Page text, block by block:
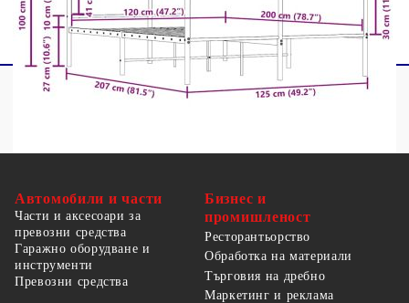
Автомобили и части
Части и аксесоари за
превозни средства
Гаражно оборудване и
инструменти
Превозни средства
Бизнес и
промишленост
Ресторантьорство
Обработка на материали
Търговия на дребно
Маркетинг и реклама